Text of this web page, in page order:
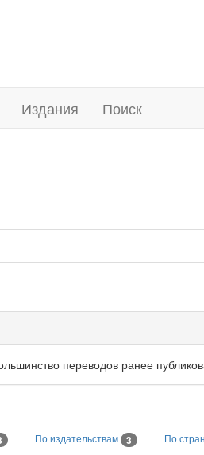
Издания Поиск
переводов ранее
По издательствам 3 По